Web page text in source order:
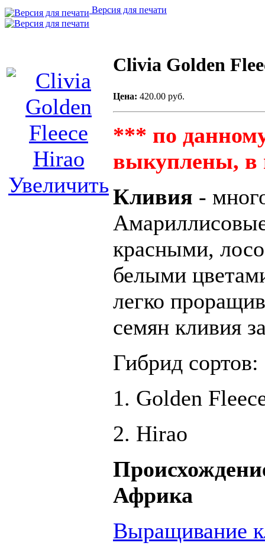
Версия для печати
Увеличить
Clivia Golden
Цена: 420.00 руб.
*** по
выкуплены, в
Кливия -
красными,
белыми
легко
семян кливия
Гибрид сортов:
1. Golden
2. Hirao
Африка
Выращивание